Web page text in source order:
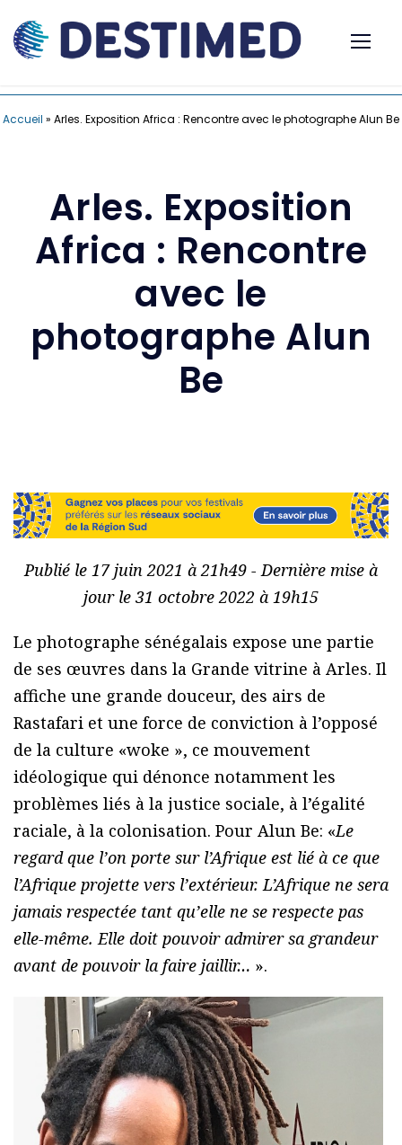
Accueil » Arles. Exposition Africa : Rencontre avec le photographe Alun Be
Arles. Exposition
Africa : Rencontre
avec le
photographe Alun
Be
Publié le 17 juin 2021 à 21h49 - Dernière mise à
jour le 31 octobre 2022 à 19h15
Le photographe sénégalais expose une partie
de ses œuvres dans la Grande vitrine à Arles. Il
affiche une grande douceur, des airs de
Rastafari et une force de conviction à l’opposé
de la culture «woke », ce mouvement
idéologique qui dénonce notamment les
problèmes liés à la justice sociale, à l’égalité
raciale, à la colonisation. Pour Alun Be: «Le
regard que l’on porte sur l’Afrique est lié à ce que
l’Afrique projette vers l’extérieur. L’Afrique ne sera
jamais respectée tant qu’elle ne se respecte pas
elle-même. Elle doit pouvoir admirer sa grandeur
avant de pouvoir la faire jaillir… ».